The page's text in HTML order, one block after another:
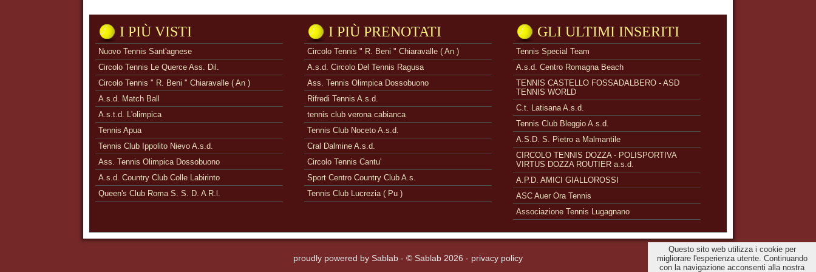
I PIÙ VISTI
Nuovo Tennis Sant'agnese
Circolo Tennis Le Querce Ass. Dil.
Circolo Tennis " R. Beni " Chiaravalle ( An )
A.s.d. Match Ball
A.s.t.d. L'olimpica
Tennis Apua
Tennis Club Ippolito Nievo A.s.d.
Ass. Tennis Olimpica Dossobuono
A.s.d. Country Club Colle Labirinto
Queen's Club Roma S. S. D. A R.l.
I PIÙ PRENOTATI
Circolo Tennis " R. Beni " Chiaravalle ( An )
A.s.d. Circolo Del Tennis Ragusa
Ass. Tennis Olimpica Dossobuono
Rifredi Tennis A.s.d.
tennis club verona cabianca
Tennis Club Noceto A.s.d.
Cral Dalmine A.s.d.
Circolo Tennis Cantu'
Sport Centro Country Club A.s.
Tennis Club Lucrezia ( Pu )
GLI ULTIMI INSERITI
Tennis Special Team
A.s.d. Centro Romagna Beach
TENNIS CASTELLO FOSSADALBERO - ASD
TENNIS WORLD
C.t. Latisana A.s.d.
Tennis Club Bleggio A.s.d.
A.S.D. S. Pietro a Malmantile
CIRCOLO TENNIS DOZZA - POLISPORTIVA
VIRTUS DOZZA ROUTIER a.s.d.
A.P.D. AMICI GIALLOROSSI
ASC Auer Ora Tennis
Associazione Tennis Lugagnano
proudly powered by Sablab - © Sablab 2026 - privacy policy
Questo sito web utilizza i cookie per
migliorare l'esperienza utente. Continuando
con la navigazione acconsenti alla nostra